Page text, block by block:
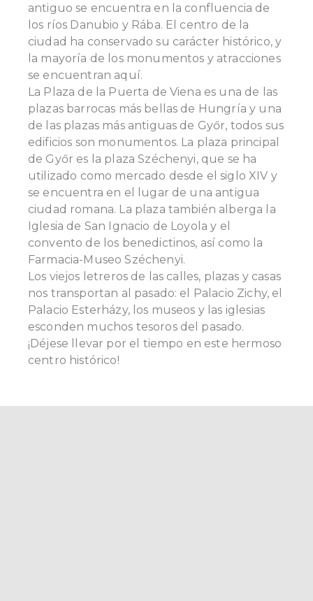
antiguo se encuentra en la confluencia de
los ríos Danubio y Rába. El centro de la
ciudad ha conservado su carácter histórico, y
la mayoría de los monumentos y atracciones
se encuentran aquí.
La Plaza de la Puerta de Viena es una de las
plazas barrocas más bellas de Hungría y una
de las plazas más antiguas de Győr, todos sus
edificios son monumentos. La plaza principal
de Győr es la plaza Széchenyi, que se ha
utilizado como mercado desde el siglo XIV y
se encuentra en el lugar de una antigua
ciudad romana. La plaza también alberga la
Iglesia de San Ignacio de Loyola y el
convento de los benedictinos, así como la
Farmacia-Museo Széchenyi.
Los viejos letreros de las calles, plazas y casas
nos transportan al pasado: el Palacio Zichy, el
Palacio Esterházy, los museos y las iglesias
esconden muchos tesoros del pasado.
¡Déjese llevar por el tiempo en este hermoso
centro histórico!